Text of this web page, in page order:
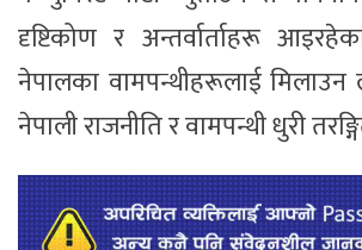
दृष्टिकोण र अन्तर्वार्ताहरू
नेपालका वामपन्थीहरूलाई मिलाउन
नेपाली राजनीति र वामपन्थी धुरी